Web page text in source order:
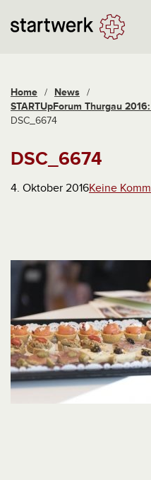
Home / News /
STARTUpForum Thurgau
DSC_6674
DSC_6674
4. Oktober 2016Keine